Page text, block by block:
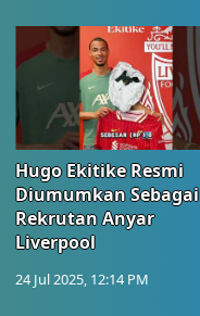
Hugo Ekitike Resmi
Diumumkan Sebagai
Rekrutan Anyar
Liverpool
24 Jul 2025, 12:14 PM